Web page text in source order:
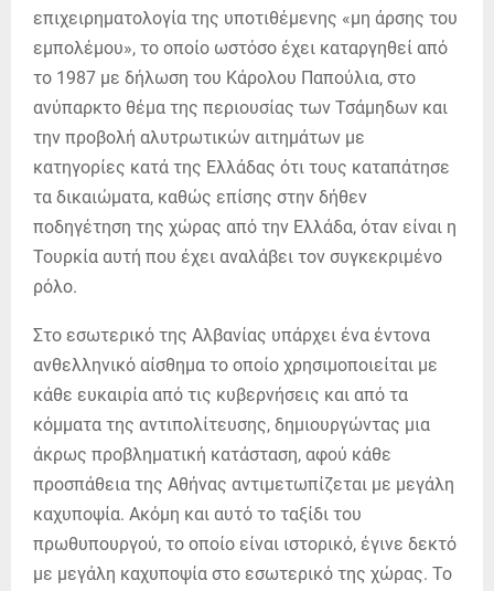
επιχειρηματολογία της υποτιθέμενης «μη άρσης του
εμπολέμου», το οποίο ωστόσο έχει καταργηθεί από
το 1987 με δήλωση του Κάρολου Παπούλια, στο
ανύπαρκτο θέμα της περιουσίας των Τσάμηδων και
την προβολή αλυτρωτικών αιτημάτων με
κατηγορίες κατά της Ελλάδας ότι τους καταπάτησε
τα δικαιώματα, καθώς επίσης στην δήθεν
ποδηγέτηση της χώρας από την Ελλάδα, όταν είναι η
Τουρκία αυτή που έχει αναλάβει τον συγκεκριμένο
ρόλο.
Στο εσωτερικό της Αλβανίας υπάρχει ένα έντονα
ανθελληνικό αίσθημα το οποίο χρησιμοποιείται με
κάθε ευκαιρία από τις κυβερνήσεις και από τα
κόμματα της αντιπολίτευσης, δημιουργώντας μια
άκρως προβληματική κατάσταση, αφού κάθε
προσπάθεια της Αθήνας αντιμετωπίζεται με μεγάλη
καχυποψία. Ακόμη και αυτό το ταξίδι του
πρωθυπουργού, το οποίο είναι ιστορικό, έγινε δεκτό
με μεγάλη καχυποψία στο εσωτερικό της χώρας. Το